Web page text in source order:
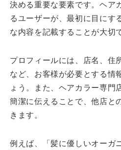
決める重要な要素です。ヘア
るユーザーが、最初に目にす
な内容を記載することが大切
プロフィールには、店名、住
など、お客様が必要とする情
ょう。また、ヘアカラー専門
簡潔に伝えることで、他店と
きます。
例えば、「髪に優しいオーガ